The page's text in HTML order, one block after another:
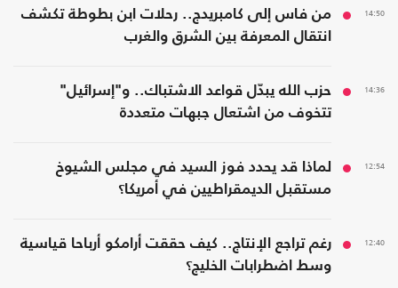
14:50
من فاس إلى كامبريدج.. رحلات ابن بطوطة تكشف
انتقال المعرفة بين الشرق والغرب
14:36
حزب الله يبدّل قواعد الاشتباك.. و"إسرائيل"
تتخوف من اشتعال جبهات متعددة
12:54
لماذا قد يحدد فوز السيد في مجلس الشيوخ
مستقبل الديمقراطيين في أمريكا؟
12:40
رغم تراجع الإنتاج.. كيف حققت أرامكو أرباحا قياسية
وسط اضطرابات الخليج؟